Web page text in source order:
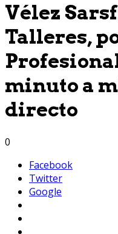
Vélez
Talleres,
minuto a
directo
0
Facebook
Twitter
Google